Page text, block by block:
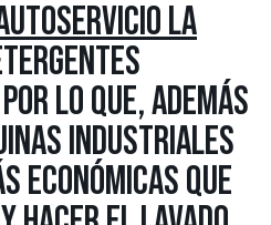
LA
LO QUE, ADEMÁS
INDUSTRIALES
ECONÓMICAS QUE